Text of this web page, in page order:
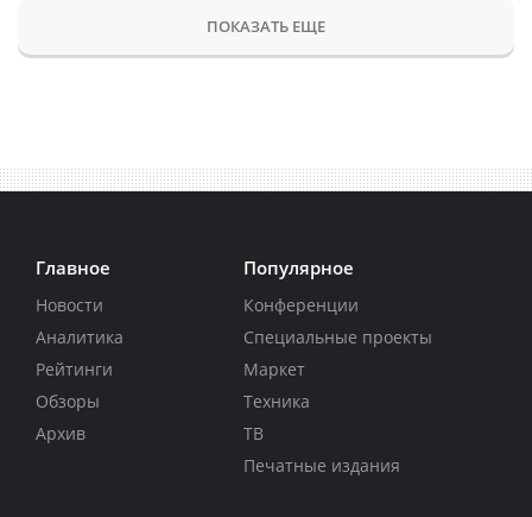
ПОКАЗАТЬ ЕЩЕ
Главное
Новости
Аналитика
Рейтинги
Обзоры
Архив
Популярное
Конференции
Специальные проекты
Маркет
Техника
ТВ
Печатные издания